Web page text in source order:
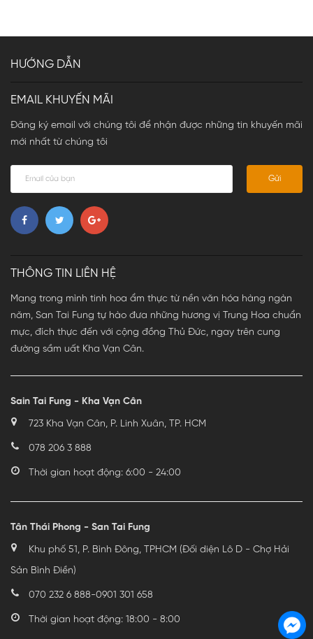
HƯỚNG DẪN
EMAIL KHUYẾN MÃI
Đăng ký email với chúng tôi để nhận được những tin khuyến mãi
mới nhất từ chúng tôi
Gửi
THÔNG TIN LIÊN HỆ
Mang trong mình tinh hoa ẩm thực từ nền văn hóa hàng ngàn
năm, San Tai Fung tự hào đưa những hương vị Trung Hoa chuẩn
mực, đích thực đến với cộng đồng Thủ Đức, ngay trên cung
đường sầm uất Kha Vạn Cân.
Sain Tai Fung - Kha Vạn Cân
723 Kha Vạn Cân, P. Linh Xuân, TP. HCM
078 206 3 888
Thời gian hoạt động: 6:00 - 24:00
Tân Thái Phong - San Tai Fung
Khu phố 51, P. Bình Đông, TPHCM (Đối diện Lô D - Chợ Hải
Sản Bình Điền)
070 232 6 888-0901 301 658
Thời gian hoạt động: 18:00 - 8:00